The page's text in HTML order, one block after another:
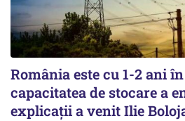
România este cu 1-2 ani
capacitatea de stocare a
explicații a venit Ilie